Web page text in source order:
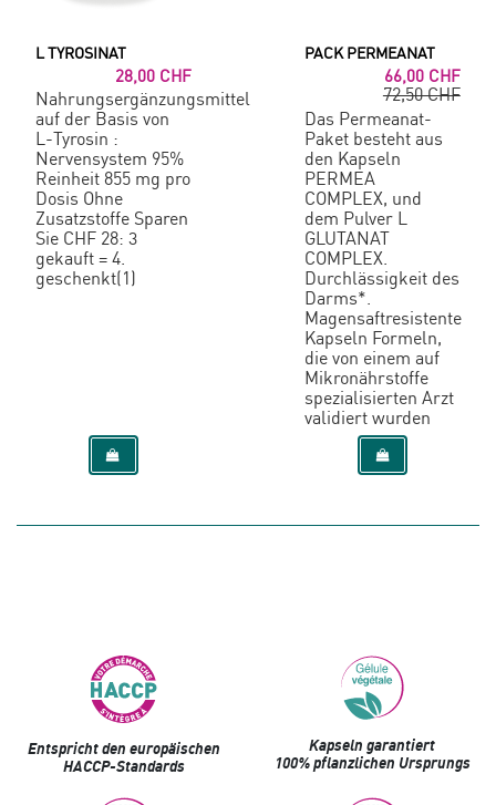
L TYROSINAT
28,00 CHF
Nahrungsergänzungsmittel
auf der Basis von
L-Tyrosin :
Nervensystem 95%
Reinheit 855 mg pro
Dosis Ohne
Zusatzstoffe Sparen
Sie CHF 28: 3
gekauft = 4.
geschenkt(1)
PACK PERMEANAT
66,00 CHF
72,50 CHF
Das Permeanat-
Paket besteht aus
den Kapseln
PERMEA
COMPLEX, und
dem Pulver L
GLUTANAT
COMPLEX.
Durchlässigkeit des
Darms*.
Magensaftresistente
Kapseln Formeln,
die von einem auf
Mikronährstoffe
spezialisierten Arzt
validiert wurden
Entspricht den europäischen
HACCP-Standards
Kapseln garantiert
100% pflanzlichen Ursprungs